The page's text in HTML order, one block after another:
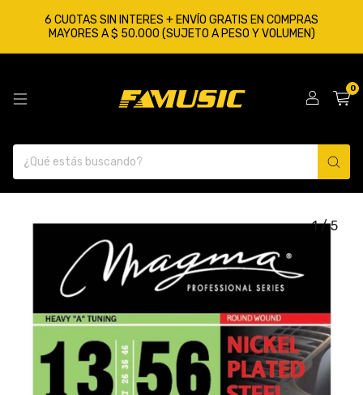
6 CUOTAS SIN INTERES + ENVÍO GRATIS EN COMPRAS
MAYORES A $ 50.000 (SUJETO A PESO Y VOLUMEN)
0
1/5